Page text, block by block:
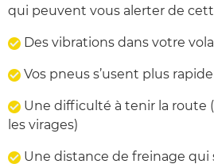
qui peuvent vous alerter de
Des vibrations dans votre
Vos pneus s’usent plus
Une difficulté à tenir la route
les virages)
Une distance de freinage qui